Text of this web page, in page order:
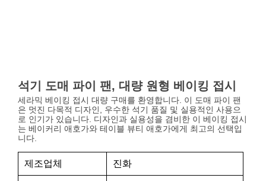
석기 도매 파이 팬, 대량 원형 베이킹 접시
세라믹 베이킹 접시 대량 구매를 환영합니다. 이 도매 파이 팬
은 멋진 다목적 디자인, 우수한 석기 품질 및 실용적인 사용으
로 인기가 있습니다. 디자인과 실용성을 겸비한 이 베이킹 접시
는 베이커리 애호가와 테이블 뷰티 애호가에게 최고의 선택입
니다.
제조업체 진화